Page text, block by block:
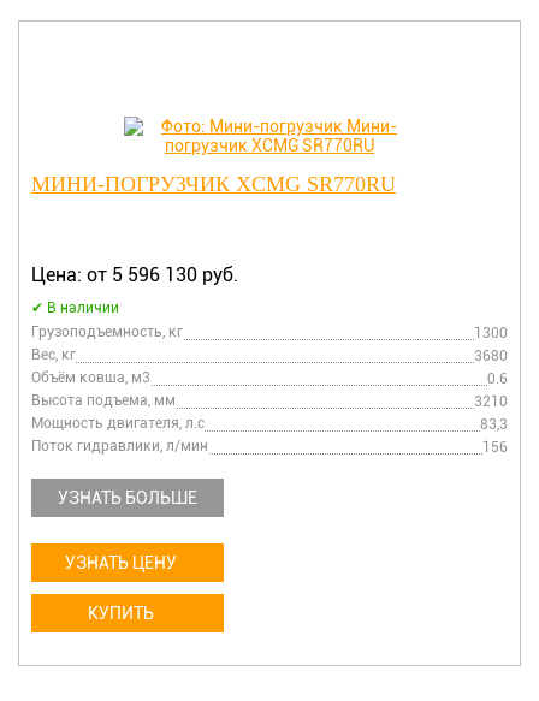
МИНИ-ПОГРУЗЧИК XCMG SR770RU
Цена: от 5 596 130 руб.
В наличии
Грузоподъемность, кг
1300
Вес, кг
3680
Объём ковша, м3
0.6
Высота подъема, мм
3210
Мощность двигателя, л.с
83,3
Поток гидравлики, л/мин
156
УЗНАТЬ БОЛЬШЕ
УЗНАТЬ ЦЕНУ
КУПИТЬ